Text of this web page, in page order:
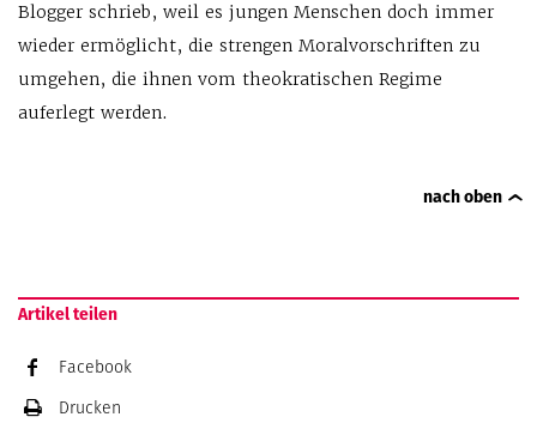
Blogger schrieb, weil es jungen Menschen doch immer
wieder ermöglicht, die strengen Moralvorschriften zu
umgehen, die ihnen vom theokratischen Regime
auferlegt werden.
nach oben
Artikel teilen
Facebook
Drucken